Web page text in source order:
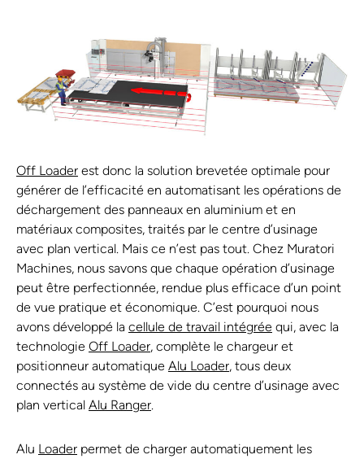
Off Loader est donc la solution brevetée optimale pour
générer de l’efficacité en automatisant les opérations de
déchargement des panneaux en aluminium et en
matériaux composites, traités par le centre d’usinage
avec plan vertical. Mais ce n’est pas tout. Chez Muratori
Machines, nous savons que chaque opération d’usinage
peut être perfectionnée, rendue plus efficace d’un point
de vue pratique et économique. C’est pourquoi nous
avons développé la cellule de travail intégrée qui, avec la
technologie Off Loader, complète le chargeur et
positionneur automatique Alu Loader, tous deux
connectés au système de vide du centre d’usinage avec
plan vertical Alu Ranger.
Alu Loader permet de charger automatiquement les